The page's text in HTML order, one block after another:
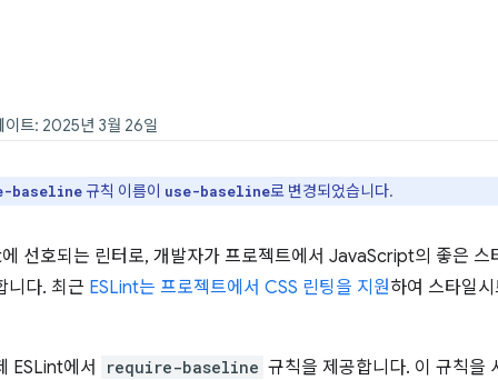
이트: 2025년 3월 26일
baseline 규칙 이름이 use-baseline로 변경되었습니다.
선호되는 린터로, 개발자가 프로젝트에서 JavaScript의 좋은 스
니다. 최근 ESLint는 프로젝트에서 CSS 린팅을 지원하여 스타일
ESLint에서 require-baseline 규칙을 제공합니다. 이 규칙을